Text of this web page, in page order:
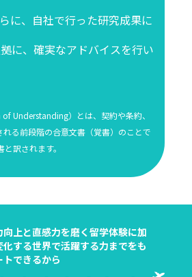
に、自社で行った研究成果に
に、確実なアドバイスを行い
Understanding）とは、契約や条約、
る前段階の合意文書（覚書）のことで
訳されます。
向上と直感力を磨く留学体験に加
化する世界で活躍する力までをも
トできるから